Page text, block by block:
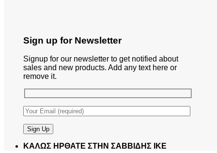
Sign up for Newsletter
Signup for our newsletter to get notified about
sales and new products. Add any text here or
remove it.
ΚΑΛΩΣ ΗΡΘΑΤΕ ΣΤΗΝ ΣΑΒΒΙΔΗΣ ΙΚΕ